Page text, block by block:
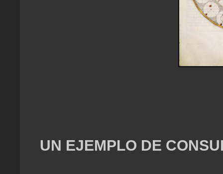
UN EJEMPLO DE